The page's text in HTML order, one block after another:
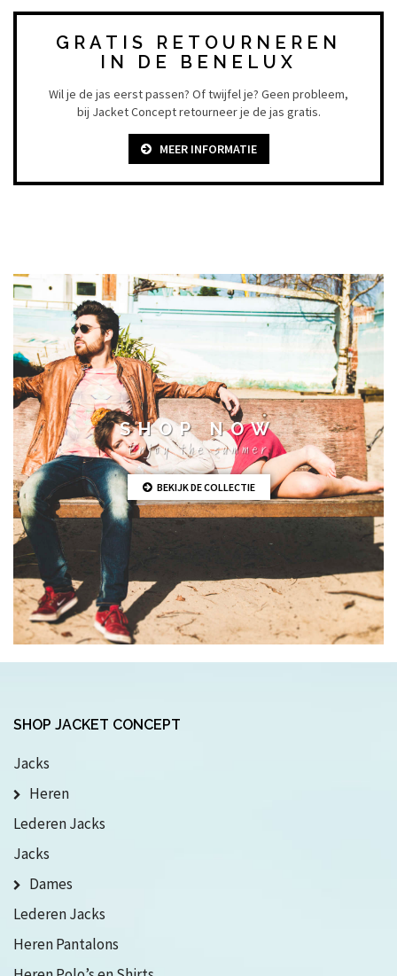
GRATIS RETOURNEREN
IN DE BENELUX
Wil je de jas eerst passen? Of twijfel je? Geen probleem,
bij Jacket Concept retourneer je de jas gratis.
MEER INFORMATIE
SHOP NOW
Enjoy the summer
BEKIJK DE COLLECTIE
SHOP JACKET CONCEPT
Jacks
Heren
Lederen Jacks
Jacks
Dames
Lederen Jacks
Heren Pantalons